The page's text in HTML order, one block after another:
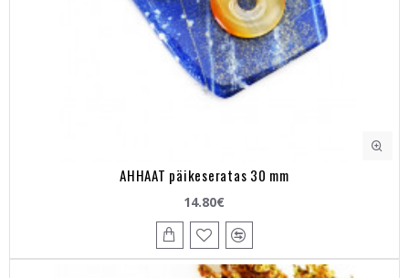
AHHAAT päikeseratas 30 mm
14.80€